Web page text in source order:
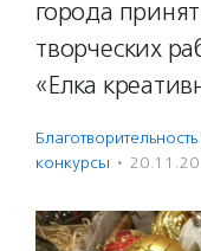
города
творческих
«Елка
конкурсы ·